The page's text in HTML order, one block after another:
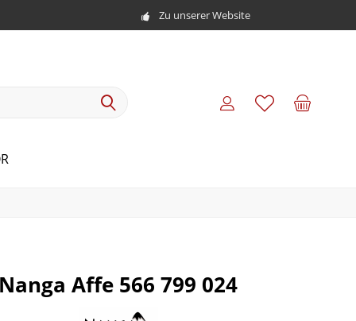
Zu unserer Website
Nanga Affe 566 799 024